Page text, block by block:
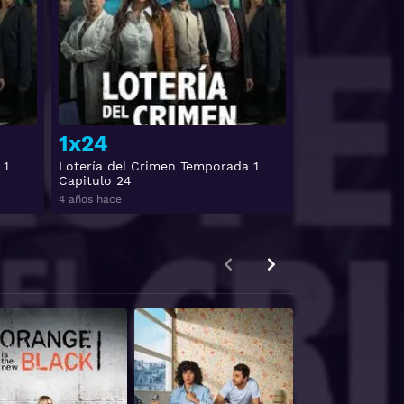
Ver
1x24
Lotería del Crimen Temporada 1
Capitulo 24
4 años hace